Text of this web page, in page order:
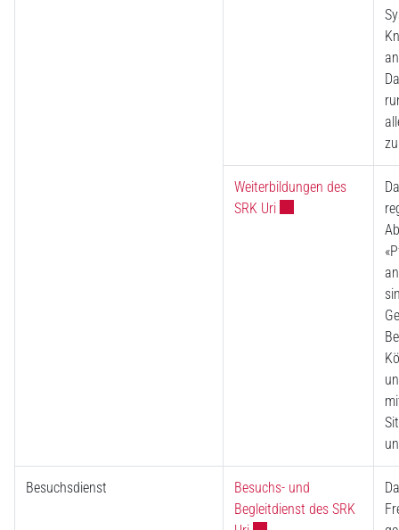
Weiterbildungen des
SRK UriExterner Link wird in
Besuchsdienst
Besuchs- und
Begleitdienst des SRK